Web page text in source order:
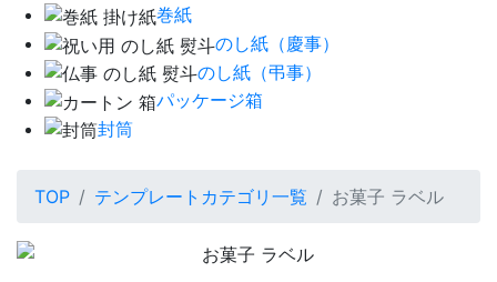
巻紙
のし紙（慶事）
のし紙（弔事）
パッケージ箱
封筒
TOP テンプレートカテゴリ一覧 お菓子 ラベル